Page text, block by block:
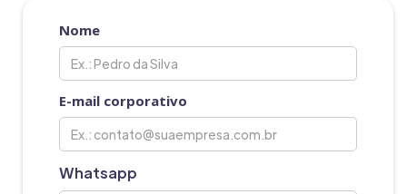
Nome
E-mail corporativo
Whatsapp